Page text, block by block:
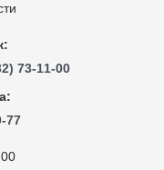
73-11-00
77